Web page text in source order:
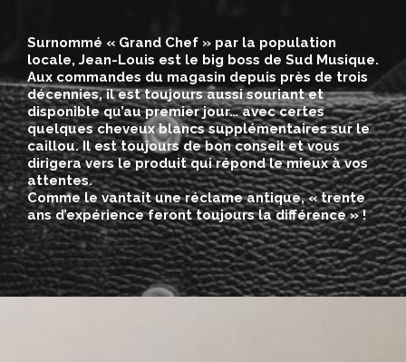
Surnommé « Grand Chef » par la population
locale, Jean-Louis est le big boss de Sud Musique.
Aux commandes du magasin depuis près de trois
décennies, il est toujours aussi souriant et
disponible qu’au premier jour… avec certes
quelques cheveux blancs supplémentaires sur le
caillou. Il est toujours de bon conseil et vous
dirigera vers le produit qui répond le mieux à vos
attentes.
Comme le vantait une réclame antique, « trente
ans d’expérience feront toujours la différence » !